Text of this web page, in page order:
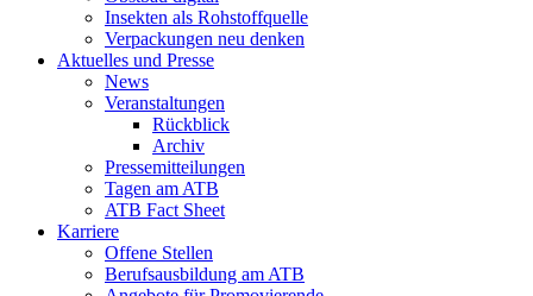
Insekten als Rohstoffquelle
Verpackungen neu denken
Aktuelles und Presse
News
Veranstaltungen
Rückblick
Archiv
Pressemitteilungen
Tagen am ATB
ATB Fact Sheet
Karriere
Offene Stellen
Berufsausbildung am ATB